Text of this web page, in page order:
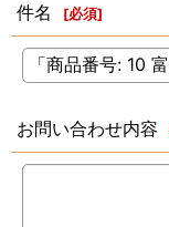
件名 [必須]
お問い合わせ内容